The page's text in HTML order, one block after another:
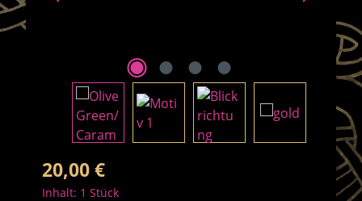
Regulärer Preis:
20,00 €
Inhalt: 1 Stück